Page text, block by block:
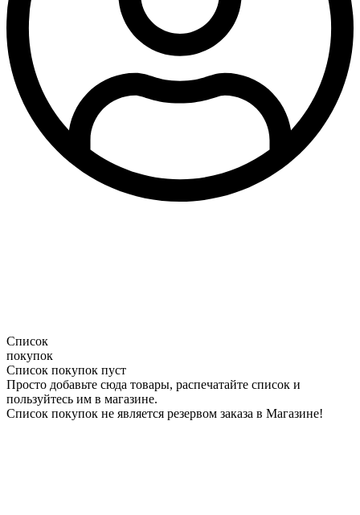
Список
покупок
Список покупок пуст
Просто добавьте сюда товары, распечатайте список и
пользуйтесь им в магазине.
Список покупок не является резервом заказа в Магазине!